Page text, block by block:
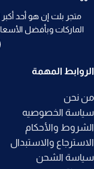
متجر بلت إن هو أحد
الماركات وبأفضل
الروابط المهمة
من نحن
سياسة الخصوصيه
الشروط والأحكام
الاسترجاع والاستبدال
سياسة الشحن